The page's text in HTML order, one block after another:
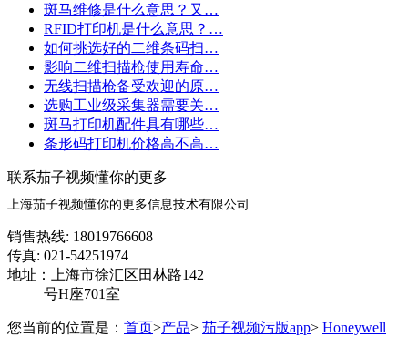
斑马维修是什么意思？又…
RFID打印机是什么意思？…
如何挑选好的二维条码扫…
影响二维扫描枪使用寿命…
无线扫描枪备受欢迎的原…
选购工业级采集器需要关…
斑马打印机配件具有哪些…
条形码打印机价格高不高…
联系茄子视频懂你的更多
上海茄子视频懂你的更多信息技术有限公司
销售热线: 18019766608
传真: 021-54251974
地址：上海市徐汇区田林路142
号H座701室
您当前的位置是： 首页>产品> 茄子视频污版app> Honeywell